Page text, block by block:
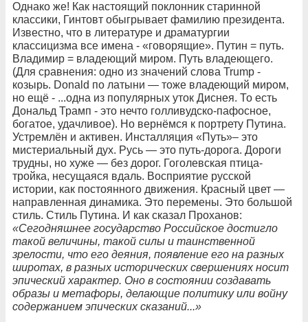
Однако же! Как настоящий поклонник старинной
классики, Гинтовт обыгрывает фамилию президента.
Известно, что в литературе и драматургии
классицизма все имена - «говорящие». Путин = путь.
Владимир = владеющий миром. Путь владеющего.
(Для сравнения: одно из значений слова Trump -
козырь. Donald по латыни — тоже владеющий миром,
но ещё - ...одна из популярных уток Диснея. То есть
Дональд Трамп - это нечто голливудско-пафосное,
богатое, удачливое). Но вернёмся к портрету Путина.
Устремлён и активен. Инсталляция «Путь»– это
мистериальный дух. Русь — это путь-дорога. Дороги
трудны, но хуже — без дорог. Гоголевская птица-
тройка, несущаяся вдаль. Восприятие русской
истории, как постоянного движения. Красный цвет —
направленная динамика. Это перемены. Это большой
стиль. Стиль Путина. И как сказал Проханов:
«Сегодняшнее государство Российское достигло
такой величины, такой силы и таинственной
зрелости, что его деяния, появление его на разных
широтах, в разных исторических свершениях носит
эпический характер. Оно в состоянии создавать
образы и метафоры, делающие политику или войну
содержанием эпических сказаний...»